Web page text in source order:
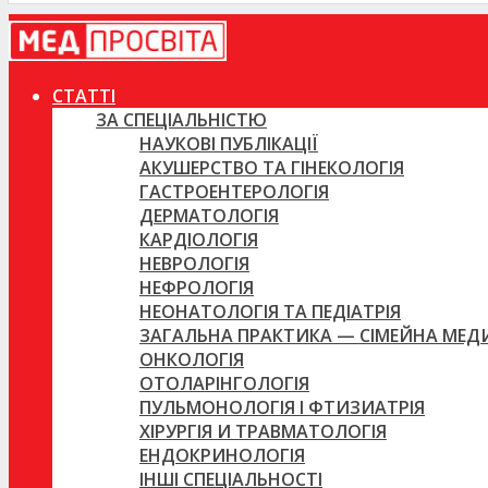
СТАТТІ
ЗА СПЕЦІАЛЬНІСТЮ
НАУКОВІ ПУБЛІКАЦІЇ
АКУШЕРСТВО ТА ГІНЕКОЛОГІЯ
ГАСТРОЕНТЕРОЛОГІЯ
ДЕРМАТОЛОГІЯ
КАРДІОЛОГІЯ
НЕВРОЛОГІЯ
НЕФРОЛОГІЯ
НЕОНАТОЛОГІЯ ТА ПЕДІАТРІЯ
ЗАГАЛЬНА ПРАКТИКА — СІМЕЙНА
ОНКОЛОГІЯ
ОТОЛАРІНГОЛОГІЯ
ПУЛЬМОНОЛОГІЯ І ФТИЗИАТРІЯ
ХІРУРГІЯ И ТРАВМАТОЛОГІЯ
ЕНДОКРИНОЛОГІЯ
ІНШІ СПЕЦІАЛЬНОСТІ